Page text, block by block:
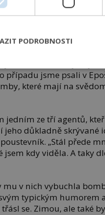
stala předlohou pro roli
bundu
v roce 1995, kdy se jí
případu jsme psali v
které mají na
jedním ze tří agentů,
jeho důkladně skrývané
„Stál přede
jsem kdy viděla. A taky
mu v nich vybuchla
typickým humorem
se. Zimou, ale také
PODROBNOSTI